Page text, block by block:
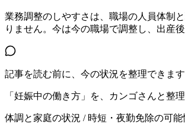
業務調整のしやすさは、職場の人員体制
りません。今は今の職場で調整し、出産
記事を読む前に、今の状況を整理できます
「妊娠中の働き方」を、カンゴさんと整
体調と家庭の状況 / 時短・夜勤免除の可能